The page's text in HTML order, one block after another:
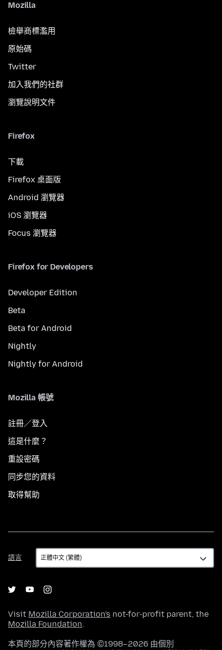
Mozilla
檢舉商標濫用
原始碼
Twitter
加入我們的社群
瀏覽說明文件
Firefox
下載
Firefox 桌面版
Android 瀏覽器
iOS 瀏覽器
Focus 瀏覽器
Firefox for Developers
Developer Edition
Beta
Beta for Android
Nightly
Nightly for Android
Mozilla 帳號
註冊／登入
這是什麼？
重設密碼
同步您的資料
取得幫助
語言
語
言
Visit Mozilla Corporation's not-for-profit parent, the
Mozilla Foundation.
本頁的部分內容著作權為 ©1998–2026 由個別